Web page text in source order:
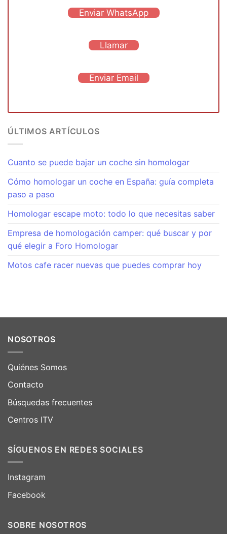
Enviar WhatsApp
Llamar
Enviar Email
ÚLTIMOS ARTÍCULOS
Cuanto se puede bajar un coche sin homologar
Cómo homologar un coche en España: guía completa
paso a paso
Homologar escape moto: todo lo que necesitas saber
Empresa de homologación camper: qué buscar y por
qué elegir a Foro Homologar
Motos cafe racer nuevas que puedes comprar hoy
NOSOTROS
Quiénes Somos
Contacto
Búsquedas frecuentes
Centros ITV
SÍGUENOS EN REDES SOCIALES
Instagram
Facebook
SOBRE NOSOTROS